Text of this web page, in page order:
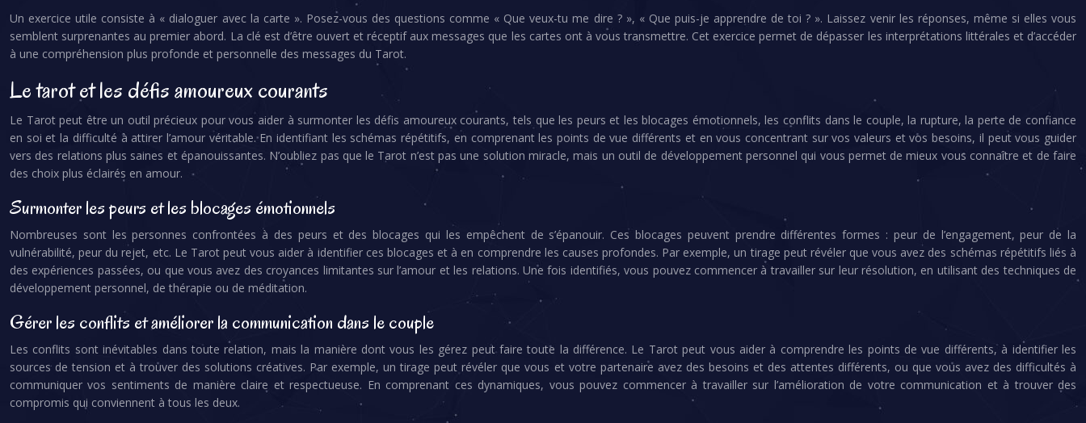
Un exercice utile consiste à « dialoguer avec la carte ». Posez-vous des questions comme « Que veux-tu me dire ? », « Que puis-je apprendre de toi ? ». Laissez venir les réponses, même si elles vous
semblent surprenantes au premier abord. La clé est d’être ouvert et réceptif aux messages que les cartes ont à vous transmettre. Cet exercice permet de dépasser les interprétations littérales et d’accéder
à une compréhension plus profonde et personnelle des messages du Tarot.
Le tarot et les défis amoureux courants
Le Tarot peut être un outil précieux pour vous aider à surmonter les défis amoureux courants, tels que les peurs et les blocages émotionnels, les conflits dans le couple, la rupture, la perte de confiance
en soi et la difficulté à attirer l’amour véritable. En identifiant les schémas répétitifs, en comprenant les points de vue différents et en vous concentrant sur vos valeurs et vos besoins, il peut vous guider
vers des relations plus saines et épanouissantes. N’oubliez pas que le Tarot n’est pas une solution miracle, mais un outil de développement personnel qui vous permet de mieux vous connaître et de faire
des choix plus éclairés en amour.
Surmonter les peurs et les blocages émotionnels
Nombreuses sont les personnes confrontées à des peurs et des blocages qui les empêchent de s’épanouir. Ces blocages peuvent prendre différentes formes : peur de l’engagement, peur de la
vulnérabilité, peur du rejet, etc. Le Tarot peut vous aider à identifier ces blocages et à en comprendre les causes profondes. Par exemple, un tirage peut révéler que vous avez des schémas répétitifs liés à
des expériences passées, ou que vous avez des croyances limitantes sur l’amour et les relations. Une fois identifiés, vous pouvez commencer à travailler sur leur résolution, en utilisant des techniques de
développement personnel, de thérapie ou de méditation.
Gérer les conflits et améliorer la communication dans le couple
Les conflits sont inévitables dans toute relation, mais la manière dont vous les gérez peut faire toute la différence. Le Tarot peut vous aider à comprendre les points de vue différents, à identifier les
sources de tension et à trouver des solutions créatives. Par exemple, un tirage peut révéler que vous et votre partenaire avez des besoins et des attentes différents, ou que vous avez des difficultés à
communiquer vos sentiments de manière claire et respectueuse. En comprenant ces dynamiques, vous pouvez commencer à travailler sur l’amélioration de votre communication et à trouver des
compromis qui conviennent à tous les deux.